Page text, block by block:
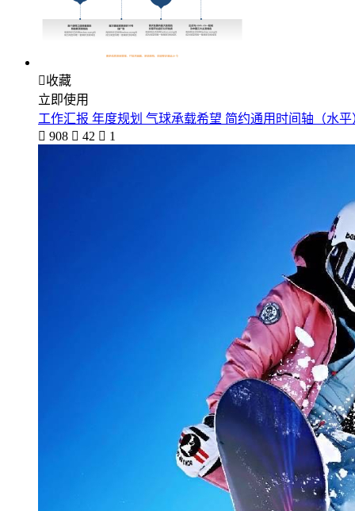
收藏
立即使用
工作汇报 年度规划 气球承载希望 简约通用时间轴（水平
 908  42  1